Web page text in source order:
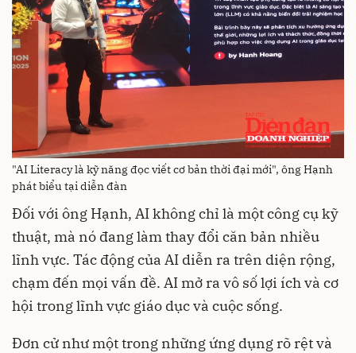
"AI Literacy là kỹ năng đọc viết cơ bản thời đại mới", ông Hạnh
phát biểu tại diễn đàn
Đối với ông Hạnh, AI không chỉ là một công cụ kỹ
thuật, mà nó đang làm thay đổi căn bản nhiều
lĩnh vực. Tác động của AI diễn ra trên diện rộng,
chạm đến mọi vấn đề. AI mở ra vô số lợi ích và cơ
hội trong lĩnh vực giáo dục và cuộc sống.
Đơn cử như một trong những ứng dụng rõ rệt và